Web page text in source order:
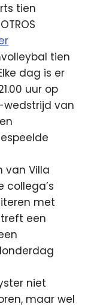
tien
tien
dag is er
uur op
wedstrijd van
van Villa
collega’s
met
een
niet
maar wel